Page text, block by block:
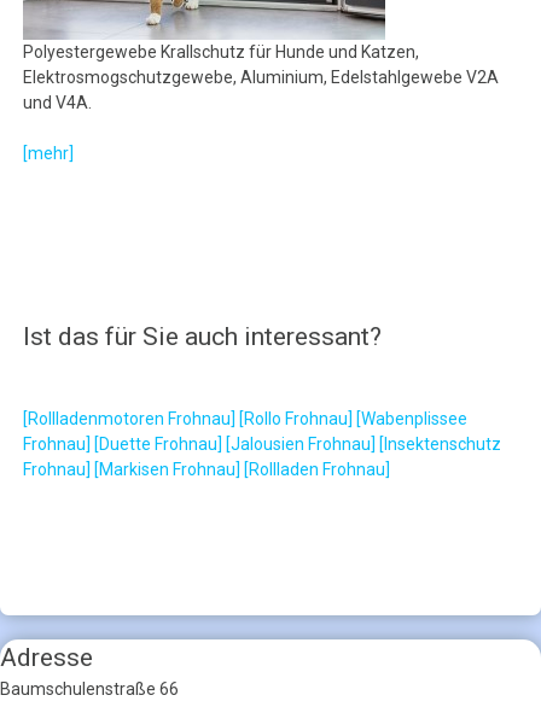
Polyestergewebe Krallschutz für Hunde und Katzen,
Elektrosmogschutzgewebe, Aluminium, Edelstahlgewebe V2A
und V4A.
[mehr]
Ist das für Sie auch interessant?
[Rollladenmotoren Frohnau] [Rollo Frohnau] [Wabenplissee
Frohnau] [Duette Frohnau] [Jalousien Frohnau] [Insektenschutz
Frohnau] [Markisen Frohnau] [Rollladen Frohnau]
Adresse
Baumschulenstraße 66